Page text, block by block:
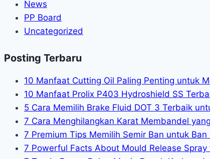
News
PP Board
Uncategorized
Posting Terbaru
10 Manfaat Cutting Oil Paling Penting untuk
10 Manfaat Prolix P403 Hydroshield SS
5 Cara Memilih Brake Fluid DOT 3 Terbaik
7 Cara Menghilangkan Karat Membandel
7 Premium Tips Memilih Semir Ban untuk
7 Powerful Facts About Mould Release